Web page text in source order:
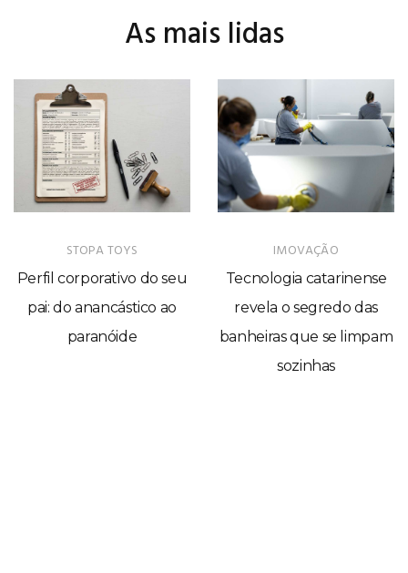
As mais lidas
STOPA TOYS
Perfil corporativo do seu
pai: do anancástico ao
paranóide
IMOVAÇÃO
Tecnologia catarinense
revela o segredo das
banheiras que se limpam
sozinhas